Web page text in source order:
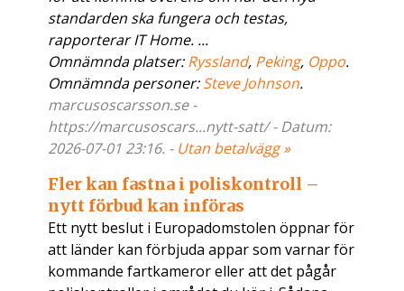
standarden ska fungera och testas,
rapporterar IT Home. ...
Omnämnda platser:Ryssland, Peking, Oppo.
Omnämnda personer:Steve Johnson.
marcusoscarsson.se -
https://marcusoscars...nytt-satt/ - Datum:
2026-07-01 23:16. - Utan betalvägg »
Fler kan fastna i poliskontroll –
nytt förbud kan införas
Ett nytt beslut i Europadomstolen öppnar för
att länder kan förbjuda appar som varnar för
kommande fartkameror eller att det pågår